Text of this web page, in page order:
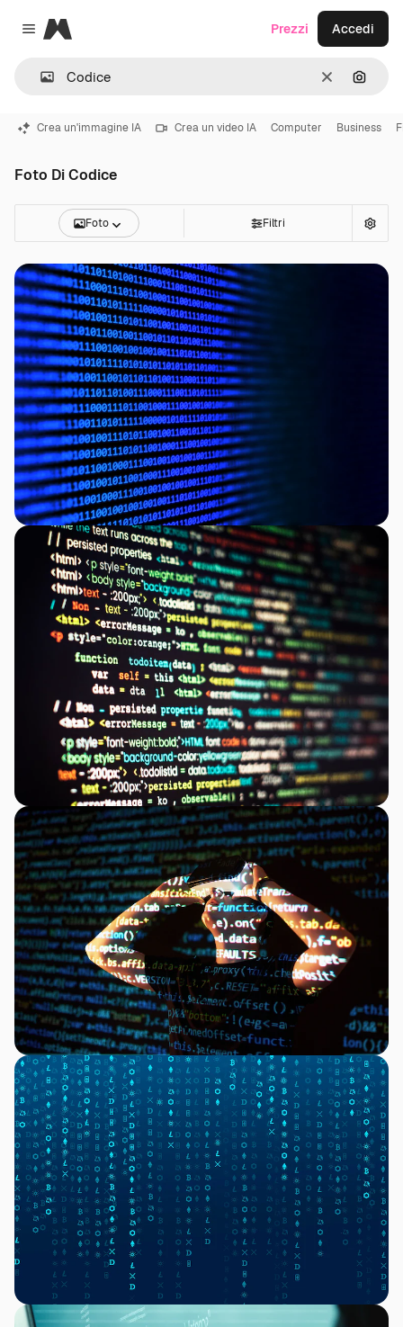
Close menu
Magnific
CancellaCerca
Prezzi Accedi
Crea un'immagine IA Crea un video IA Computer Business
Foto Di Codice
Foto Filtri